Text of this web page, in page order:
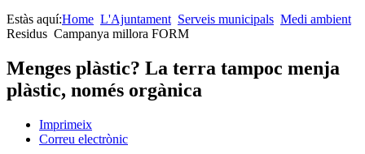
Estàs aquí:Home L'Ajuntament Serveis municipals Medi ambient
Residus Campanya millora FORM
Menges plàstic? La terra tampoc menja
plàstic, només orgànica
Imprimeix
Correu electrònic